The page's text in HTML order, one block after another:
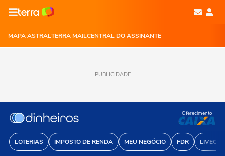
MAPA ASTRALTERRA MAILCENTRAL DO ASSINANTE
PUBLICIDADE
LOTERIAS IMPOSTO DE RENDA MEU NEGÓCIO FDR
Oferecimento